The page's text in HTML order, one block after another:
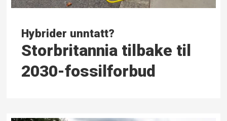
Hybrider unntatt?
Storbritannia tilbake til
2030-fossilforbud